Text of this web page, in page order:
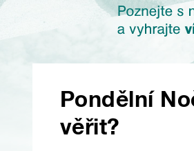
Pondělní
věřit?